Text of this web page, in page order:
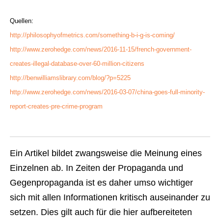
Quellen:
http://philosophyofmetrics.com/something-b-i-g-is-coming/
http://www.zerohedge.com/news/2016-11-15/french-government-
creates-illegal-database-over-60-million-citizens
http://benwilliamslibrary.com/blog/?p=5225
http://www.zerohedge.com/news/2016-03-07/china-goes-full-minority-
report-creates-pre-crime-program
Ein Artikel bildet zwangsweise die Meinung eines
Einzelnen ab. In Zeiten der Propaganda und
Gegenpropaganda ist es daher umso wichtiger
sich mit allen Informationen kritisch auseinander zu
setzen. Dies gilt auch für die hier aufbereiteten